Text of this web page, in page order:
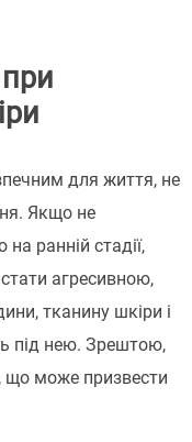
для життя, не
Якщо не
ранній стадії,
агресивною,
тканину шкіри і
під нею. Зрештою,
що може призвести